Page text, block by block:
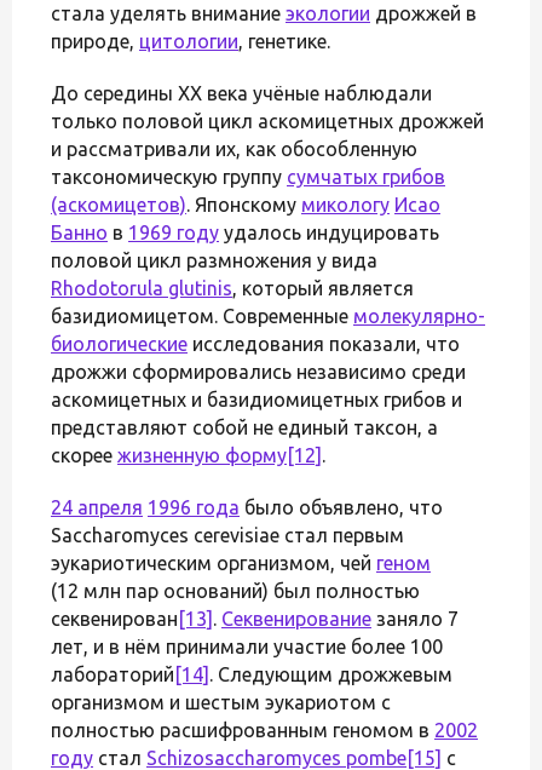
стала уделять внимание экологии дрожжей в
природе, цитологии, генетике.
До середины XX века учёные наблюдали
только половой цикл аскомицетных дрожжей
и рассматривали их, как обособленную
таксономическую группу сумчатых грибов
(аскомицетов). Японскому микологу Исао
Банно в 1969 году удалось индуцировать
половой цикл размножения у вида
Rhodotorula glutinis, который является
базидиомицетом. Современные молекулярно-
биологические исследования показали, что
дрожжи сформировались независимо среди
аскомицетных и базидиомицетных грибов и
представляют собой не единый таксон, а
скорее жизненную форму[12] .
24 апреля 1996 года было объявлено, что
Saccharomyces cerevisiae стал первым
эукариотическим организмом, чей геном
(12 млн пар оснований) был полностью
секвенирован [13] . Секвенирование заняло 7
лет, и в нём принимали участие более 100
лабораторий [14] . Следующим дрожжевым
организмом и шестым эукариотом с
полностью расшифрованным геномом в 2002
году стал Schizosaccharomyces pombe[15] с